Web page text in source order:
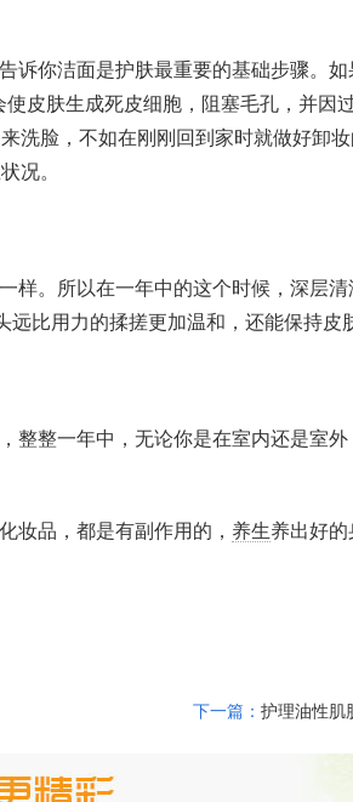
诉你洁面是护肤最重要的基础步骤。
皮肤生成死皮细胞，阻塞毛孔，并因
洗脸，不如在刚刚回到家时就做好卸
况。
样。所以在一年中的这个时候，深层
比用力的揉搓更加温和，还能保持皮
整整一年中，无论你是在室内还是室
妆品，都是有副作用的， 养生养出好的
下一篇： 护理油性肌